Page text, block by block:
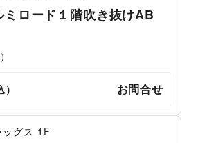
ロード１階吹き抜けAB
お問合せ
グス 1F